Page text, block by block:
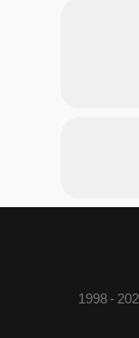
جميع الحقوق محفوظة © 2026 - 1998